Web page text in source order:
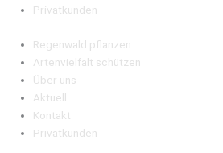
Privatkunden
Regenwald pflanzen
Artenvielfalt schützen
Über uns
Aktuell
Kontakt
Privatkunden